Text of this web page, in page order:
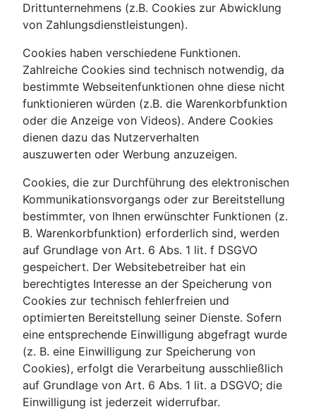
Drittunternehmens (z.B. Cookies zur Abwicklung
von Zahlungsdienstleistungen).
Cookies haben verschiedene Funktionen.
Zahlreiche Cookies sind technisch notwendig, da
bestimmte Webseitenfunktionen ohne diese nicht
funktionieren würden (z.B. die Warenkorbfunktion
oder die Anzeige von Videos). Andere Cookies
dienen dazu das Nutzerverhalten
auszuwerten oder Werbung anzuzeigen.
Cookies, die zur Durchführung des elektronischen
Kommunikationsvorgangs oder zur Bereitstellung
bestimmter, von Ihnen erwünschter Funktionen (z.
B. Warenkorbfunktion) erforderlich sind, werden
auf Grundlage von Art. 6 Abs. 1 lit. f DSGVO
gespeichert. Der Websitebetreiber hat ein
berechtigtes Interesse an der Speicherung von
Cookies zur technisch fehlerfreien und
optimierten Bereitstellung seiner Dienste. Sofern
eine entsprechende Einwilligung abgefragt wurde
(z. B. eine Einwilligung zur Speicherung von
Cookies), erfolgt die Verarbeitung ausschließlich
auf Grundlage von Art. 6 Abs. 1 lit. a DSGVO; die
Einwilligung ist jederzeit widerrufbar.